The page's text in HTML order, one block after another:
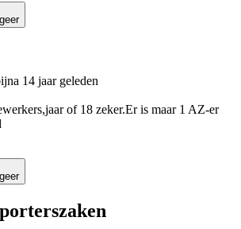
14 jaar geleden
of 18 zeker.Er is maar 1 AZ-er